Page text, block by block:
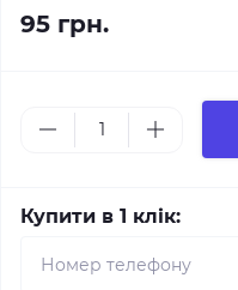
95 грн.
Купити в 1 клік: